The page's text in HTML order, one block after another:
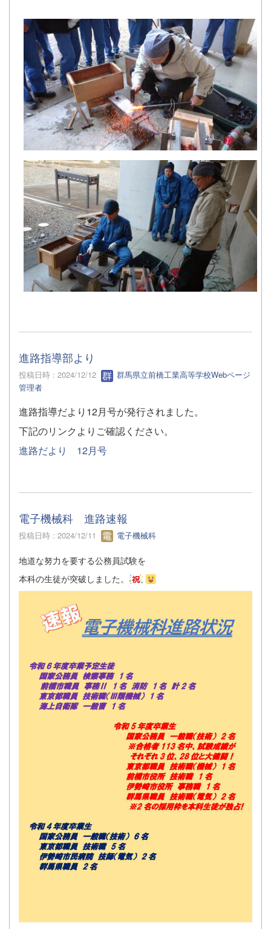
進路指導部より
投稿日時 : 2024/12/12
群馬県立前橋工業高等学校Webページ
管理者
進路指導だより12月号が発行されました。
下記のリンクよりご確認ください。
進路だより 12月号
電子機械科 進路速報
投稿日時 : 2024/12/11 電子機械科
地道な努力を要する公務員試験を
本科の生徒が突破しました。